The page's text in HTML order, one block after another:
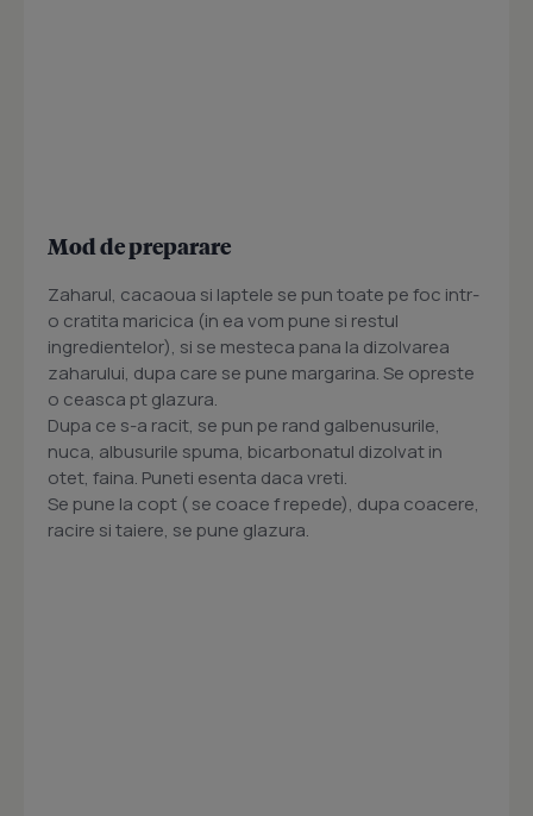
Mod de preparare
Zaharul, cacaoua si laptele se pun toate pe foc intr-
o cratita maricica (in ea vom pune si restul
ingredientelor), si se mesteca pana la dizolvarea
zaharului, dupa care se pune margarina. Se opreste
o ceasca pt glazura.
Dupa ce s-a racit, se pun pe rand galbenusurile,
nuca, albusurile spuma, bicarbonatul dizolvat in
otet, faina. Puneti esenta daca vreti.
Se pune la copt ( se coace f repede), dupa coacere,
racire si taiere, se pune glazura.